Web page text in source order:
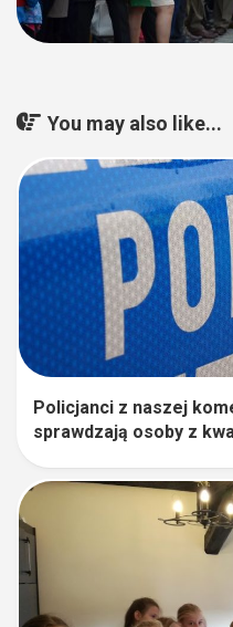
You may also like...
Policjanci z naszej
sprawdzają osoby z